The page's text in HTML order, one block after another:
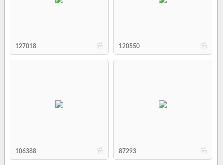
b
127018 b
120550
b
106388 b
87293